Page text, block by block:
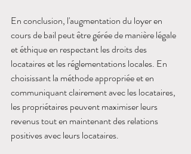
En conclusion, l'augmentation du loyer en
cours de bail peut être gérée de manière légale
et éthique en respectant les droits des
locataires et les réglementations locales. En
choisissant la méthode appropriée et en
communiquant clairement avec les locataires,
les propriétaires peuvent maximiser leurs
revenus tout en maintenant des relations
positives avec leurs locataires.